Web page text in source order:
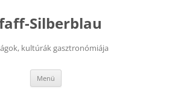
Silberblau
kultúrák gasztronómiája
Menü